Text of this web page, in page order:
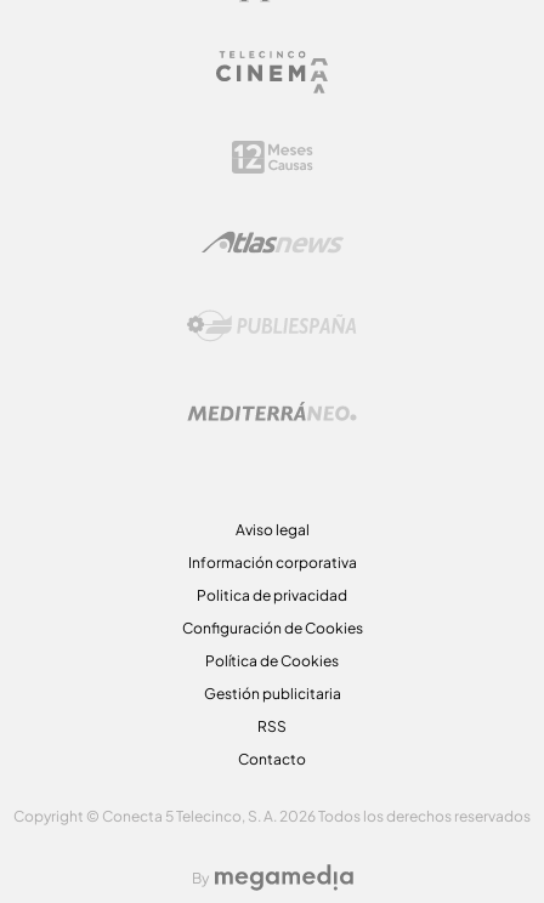
Aviso legal
Información corporativa
Politica de privacidad
Configuración de Cookies
Política de Cookies
Gestión publicitaria
RSS
Contacto
Copyright © Conecta 5 Telecinco, S. A. 2026 Todos los derechos reservados
By